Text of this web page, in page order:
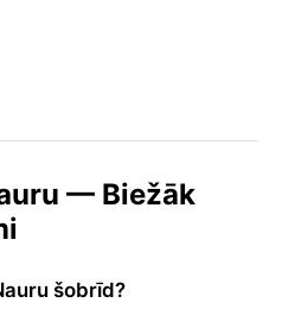
— Biežāk
šobrīd?